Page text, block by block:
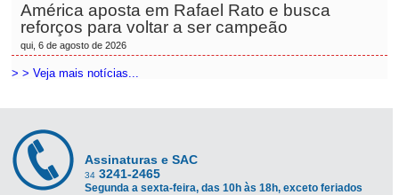
América aposta em Rafael Rato e busca
reforços para voltar a ser campeão
qui, 6 de agosto de 2026
> > Veja mais notícias...
Assinaturas e SAC
34 3241-2465
Segunda a sexta-feira, das 10h às 18h, exceto feriados